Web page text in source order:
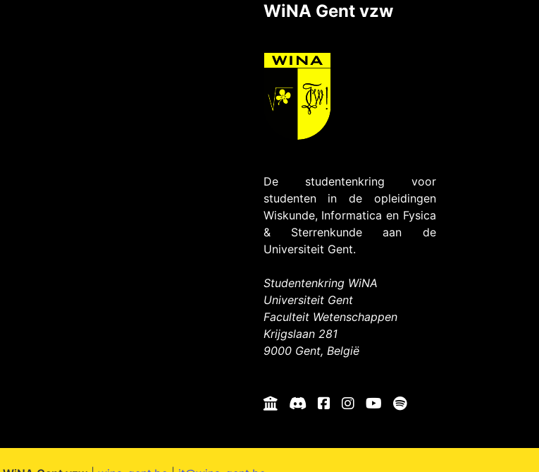
WiNA Gent vzw
De studentenkring voor
studenten in de opleidingen
Wiskunde, Informatica en Fysica
& Sterrenkunde aan de
Universiteit Gent.
Studentenkring WiNA
Universiteit Gent
Faculteit Wetenschappen
Krijgslaan 281
9000 Gent, België